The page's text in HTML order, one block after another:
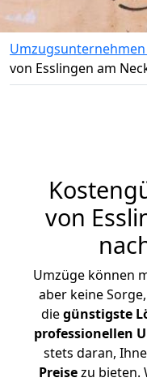
von Esslingen am
von
Umzüge können
aber keine
diegünstigste
professionellen
stets daran,
Preisezu bieten.